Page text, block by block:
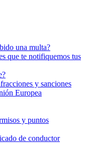
una multa?
que te notifiquemos tus
y sanciones
Europea
y puntos
de conductor